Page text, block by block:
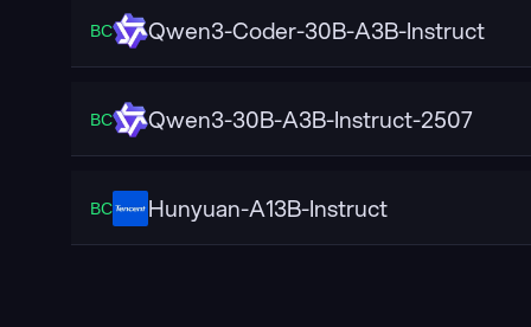
ВС Qwen3-Coder-30B-A3B-Instruct
ВС Qwen3-30B-A3B-Instruct-2507
ВС Hunyuan-A13B-Instruct